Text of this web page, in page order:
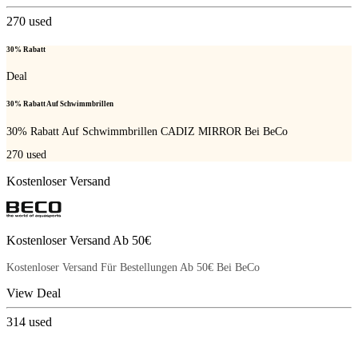
270 used
30% Rabatt
Deal
30% Rabatt Auf Schwimmbrillen
30% Rabatt Auf Schwimmbrillen CADIZ MIRROR Bei BeCo
270 used
Kostenloser Versand
Kostenloser Versand Ab 50€
Kostenloser Versand Für Bestellungen Ab 50€ Bei BeCo
View Deal
314 used